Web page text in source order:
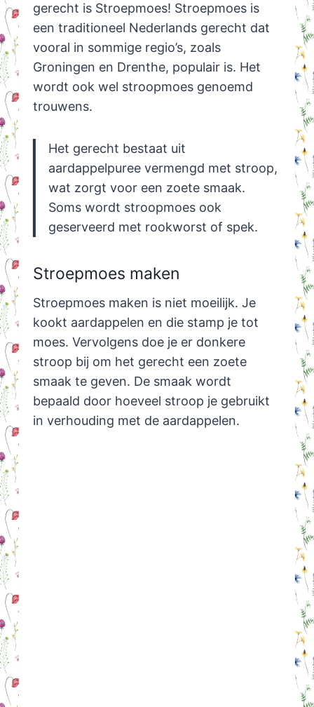
gerecht is Stroepmoes! Stroepmoes is
een traditioneel Nederlands gerecht dat
vooral in sommige regio’s, zoals
Groningen en Drenthe, populair is. Het
wordt ook wel stroopmoes genoemd
trouwens.
Het gerecht bestaat uit
aardappelpuree vermengd met stroop,
wat zorgt voor een zoete smaak.
Soms wordt stroopmoes ook
geserveerd met rookworst of spek.
Stroepmoes maken
Stroepmoes maken is niet moeilijk. Je
kookt aardappelen en die stamp je tot
moes. Vervolgens doe je er donkere
stroop bij om het gerecht een zoete
smaak te geven. De smaak wordt
bepaald door hoeveel stroop je gebruikt
in verhouding met de aardappelen.